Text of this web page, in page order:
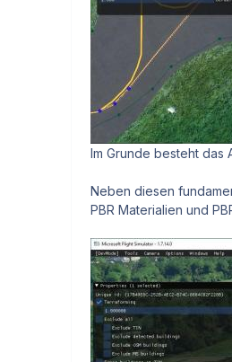
Im Grunde besteht
Neben diesen
PBR Materialien und